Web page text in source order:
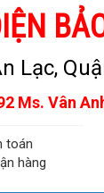
Lạc,
Ms. Vân
toán
hàng